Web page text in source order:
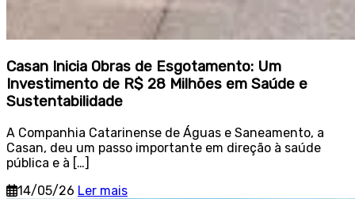
Casan Inicia Obras de Esgotamento: Um
Investimento de R$ 28 Milhões em Saúde e
Sustentabilidade
A Companhia Catarinense de Águas e Saneamento, a
Casan, deu um passo importante em direção à saúde
pública e à […]
14/05/26 Ler mais